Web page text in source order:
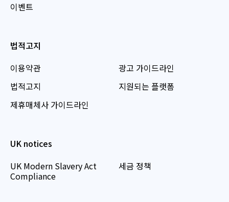
이벤트
법적고지
이용약관
법적고지
제휴매체사 가이드라인
광고 가이드라인
지원되는 플랫폼
UK notices
UK Modern Slavery Act
Compliance
세금 정책